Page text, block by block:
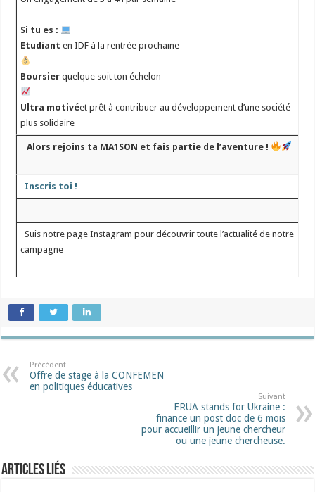
Si tu es :
Etudiant en IDF à la rentrée prochaine
Boursier quelque soit ton échelon
Ultra motivéet prêt à contribuer au développement d’une société
plus solidaire ­ ­
­Alors rejoins ta MA1SON et fais partie de l’aventure !
Inscris toi !
­ ­ Suis notre page Instagram pour découvrir toute l’actualité de notre
campagne
Précédent
Offre de stage à la CONFEMEN
en politiques éducatives
Suivant
ERUA stands for Ukraine :
finance un post doc de 6 mois
pour accueillir un jeune chercheur
ou une jeune chercheuse.
Articles liés